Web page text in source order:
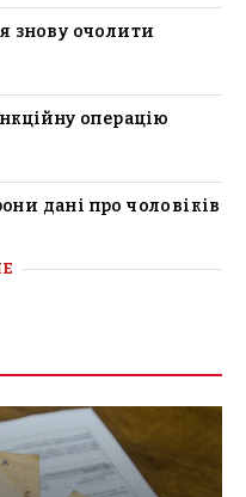
знову очолити
операцію
дані про чоловіків